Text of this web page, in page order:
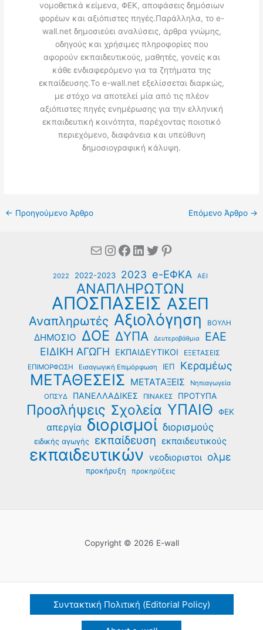
νομοθετικά κείμενα, ΦΕΚ, αποφάσεις δημόσιων
φορέων και αξιόπιστες πηγές.Παράλληλα, το e-
wall.net δημοσιεύει αναλύσεις, άρθρα γνώμης,
οδηγούς και χρήσιμες πληροφορίες που
αφορούν εκπαιδευτικούς, μαθητές, γονείς και
κάθε ενδιαφερόμενο για τα ζητήματα της
εκπαίδευσης.Το e-wall.net εξελίσσεται διαρκώς,
με στόχο να αποτελεί μία από τις πλέον
αξιόπιστες πηγές ενημέρωσης για την ελληνική
εκπαιδευτική κοινότητα, παρέχοντας ποιοτικό
περιεχόμενο, διαφάνεια και υπεύθυνη
δημοσιογραφική κάλυψη.
← Προηγούμενο Άρθρο Επόμενο Άρθρο →
MailInstagram
Facebook
Linkedin
Twitter
Pinterest
2022 2022-2023 2023 e-ΕΦΚΑ ΑΕΙ
ΑΝΑΠΛΗΡΩΤΩΝ
ΑΠΟΣΠΑΣΕΙΣ ΑΣΕΠ
Αναπληρωτές Αξιολόγηση ΒΟΥΛΗ
ΔΗΜΟΣΙΟ ΔΟΕ ΔΥΠΑ Δευτεροβάθμια ΕΑΕ
ΕΙΔΙΚΗ ΑΓΩΓΗ ΕΚΠΑΙΔΕΥΤΙΚΟΙ ΕΞΕΤΑΣΕΙΣ
ΕΠΙΜΟΡΦΩΣΗ Εισαγωγική Επιμόρφωση ΙΕΠ Κεραμέως
ΜΕΤΑΘΕΣΕΙΣ ΜΕΤΑΤΑΞΕΙΣ
Νηπιαγωγεία
ΟΠΣΥΔ
ΠΑΝΕΛΛΑΔΙΚΕΣ ΠΙΝΑΚΕΣ ΠΡΟΤΥΠΑ
Προσλήψεις Σχολεία ΥΠΑΙΘ ΦΕΚ
απεργία διορισμοί διορισμούς
ειδικής αγωγής εκπαίδευση εκπαιδευτικούς
εκπαιδευτικών νεοδιοριστοι ολμε
προκήρυξη προκηρύξεις
Copyright © 2026 E-wall
Συντακτική Πολιτική (Editorial Policy)